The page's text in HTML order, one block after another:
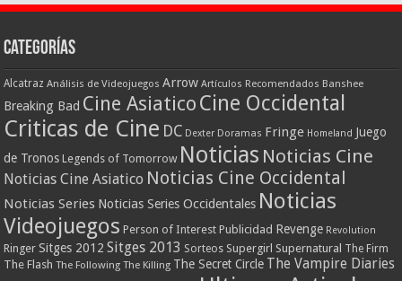
Categorías
Alcatraz Análisis de Videojuegos Arrow Artículos Recomendados Banshee
Breaking Bad Cine AsiaticoCine Occidental
Criticas de Cine DC Dexter Doramas Fringe Homeland Juego
de Tronos Legends of Tomorrow Noticias Noticias Cine
Noticias Cine Asiatico Noticias Cine Occidental
Noticias Series Noticias Series Occidentales Noticias
Videojuegos Person of Interest Publicidad Revenge Revolution
Ringer Sitges 2012 Sitges 2013 Sorteos Supergirl Supernatural The Firm
The Flash The Following The Killing The Secret Circle The Vampire Diaries